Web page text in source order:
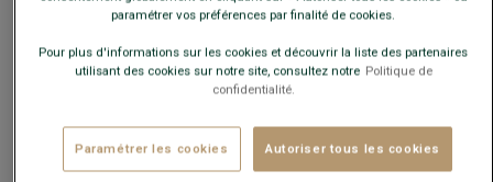
Quelle est ma taille ?
AJOUTER AU PANIER
Livré en 24h ouvrées avec Chronopost Express
(commandez avant 14h)
paramétrer vos préférences par finalité de cookies.
Pour plus d'informations sur les cookies et découvrir la liste des partenaires
utilisant des cookies sur notre site, consultez notre Politique de
confidentialité.
Paramétrer les cookies Autoriser tous les cookies